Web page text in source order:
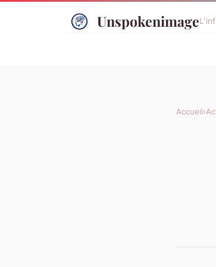
Unspokenimage
Accueil›